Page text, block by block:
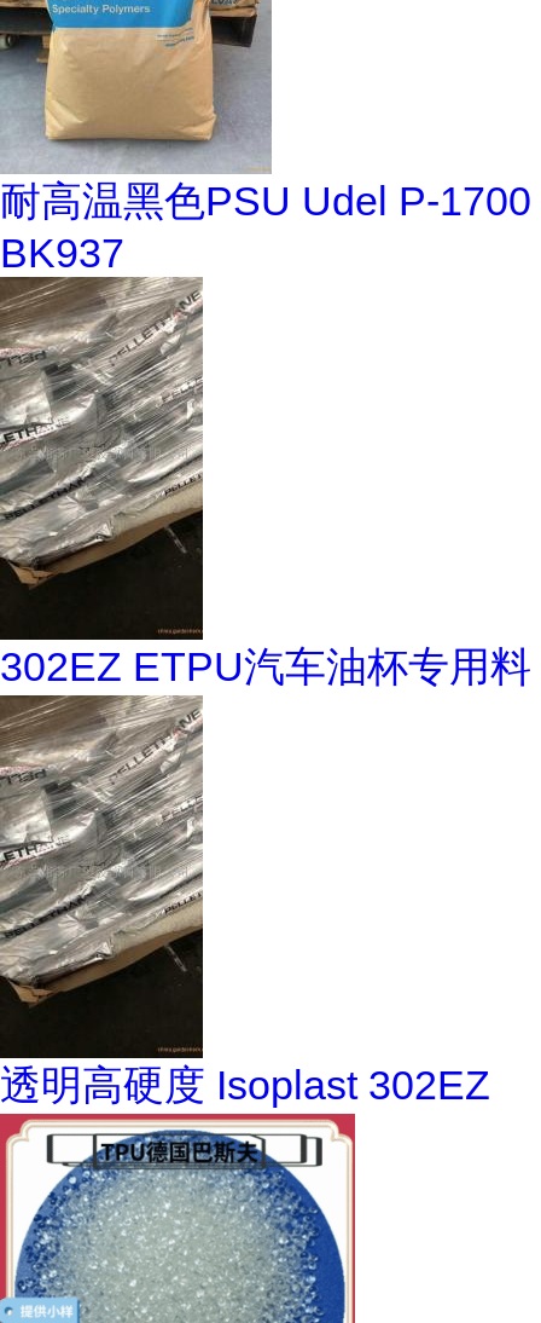
耐高温黑色PSU Udel P-1700
BK937
302EZ ETPU汽车油杯专用料
透明高硬度 Isoplast 302EZ